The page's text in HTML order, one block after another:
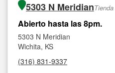
5303 N Meridian
Abierto hasta las 8pm.
5303 N Meridian
Wichita, KS
(316) 831-9337